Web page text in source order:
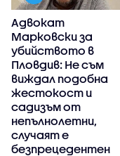
Адвокат
Марковски за
убийството в
Пловдив: Не съм
виждал подобна
жестокост и
садизъм от
непълнолетни,
случаят е
безпрецедентен